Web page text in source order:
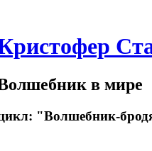
в мире
"Волшебник-